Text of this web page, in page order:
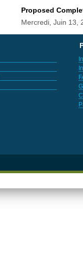
Proposed
Mercredi, Juin 13,